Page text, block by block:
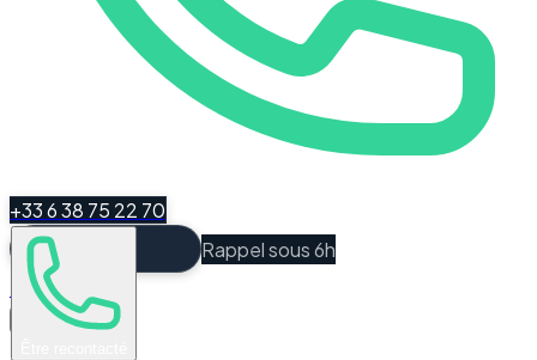
+33 6 38 75 22 70
Rappel sous 6h
Espace Client